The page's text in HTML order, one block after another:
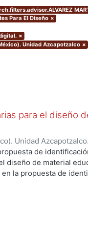
Para El Diseño ×
×
Unidad Azcapotzalco ×
para el diseño
Unidad
Serrano, René
de
diseño de material
la propuesta de